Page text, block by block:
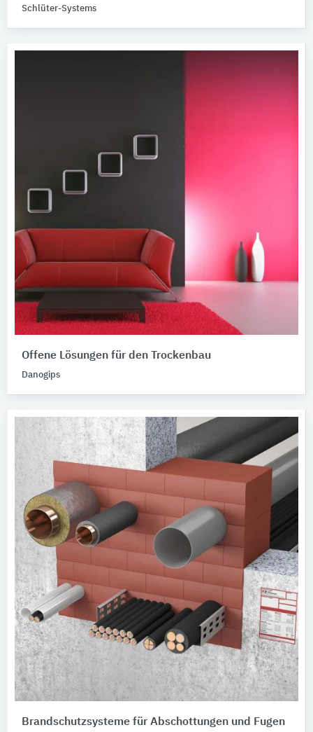
Schlüter-Systems
Offene Lösungen für den Trockenbau
Danogips
Brandschutzsysteme für Abschottungen und Fugen